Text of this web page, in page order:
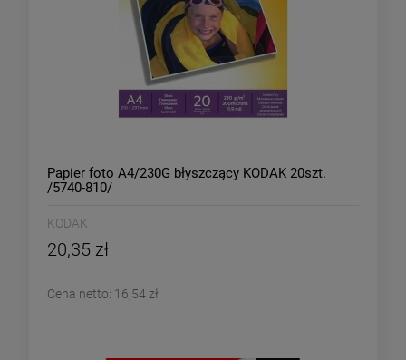
Papier foto A4/230G błyszczący KODAK 20szt.
/5740-810/
KODAK
20,35 zł
Cena netto: 16,54 zł